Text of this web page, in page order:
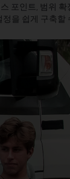
포인트, 범위
을 쉽게 구축할